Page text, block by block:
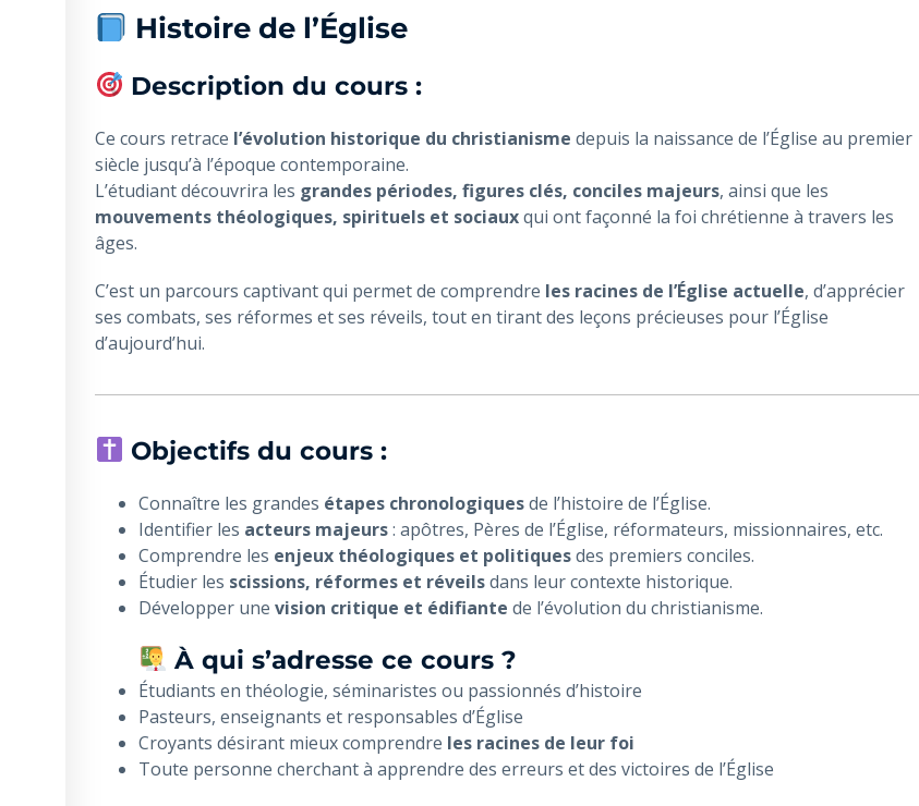
Histoire de l’Église
Description du cours :
Ce cours retrace l’évolution historique du christianisme depuis la naissance de l’Église au premier
siècle jusqu’à l’époque contemporaine.
L’étudiant découvrira les grandes périodes, figures clés, conciles majeurs, ainsi que les
mouvements théologiques, spirituels et sociauxqui ont façonné la foi chrétienne à travers les
âges.
C’est un parcours captivant qui permet de comprendre les racines de l’Église actuelle, d’apprécier
ses combats, ses réformes et ses réveils, tout en tirant des leçons précieuses pour l’Église
d’aujourd’hui.
Objectifs du cours :
Connaître les grandes étapes chronologiquesde l’histoire de l’Église.
Identifier les acteurs majeurs: apôtres, Pères de l’Église, réformateurs, missionnaires, etc.
Comprendre les enjeux théologiques et politiquesdes premiers conciles.
Étudier les scissions, réformes et réveilsdans leur contexte historique.
Développer une vision critique et édifiante de l’évolution du christianisme.
À qui s’adresse ce cours ?
Étudiants en théologie, séminaristes ou passionnés d’histoire
Pasteurs, enseignants et responsables d’Église
Croyants désirant mieux comprendre les racines de leur foi
Toute personne cherchant à apprendre des erreurs et des victoires de l’Église